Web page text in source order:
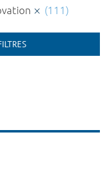
(111)